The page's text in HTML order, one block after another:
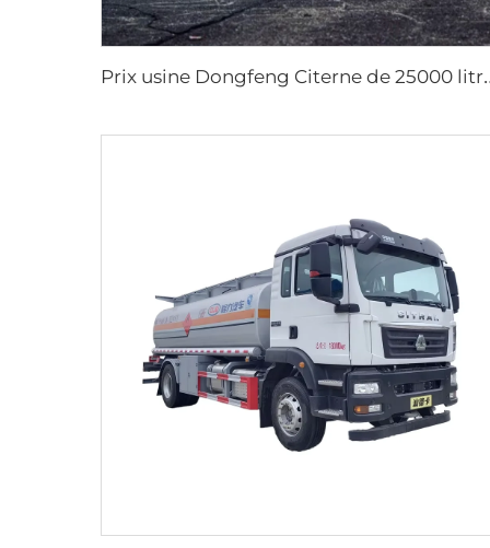
rix usine Dongfeng Citerne de 25000 litres